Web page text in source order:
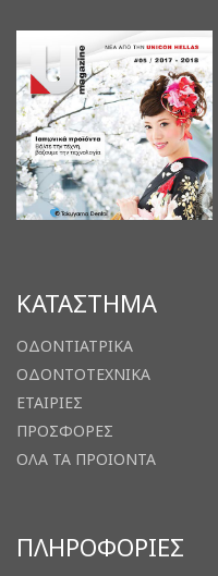
ΚΑΤΑΣΤΗΜΑ
ΟΔΟΝΤΙΑΤΡΙΚΑ
ΟΔΟΝΤΟΤΕΧΝΙΚΑ
ΕΤΑΙΡΙΕΣ
ΠΡΟΣΦΟΡΕΣ
ΟΛΑ ΤΑ ΠΡΟΙΟΝΤΑ
ΠΛΗΡΟΦΟΡΙΕΣ